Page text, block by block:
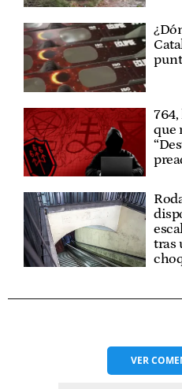
764,
que
tras
VER